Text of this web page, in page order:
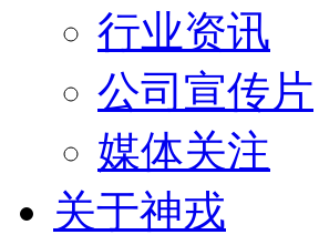
行业资讯
公司宣传片
媒体关注
关于神戎